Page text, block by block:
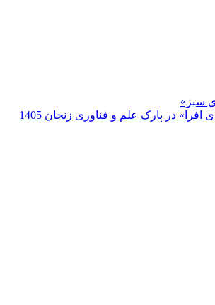
سبز»
در پارک علم و فناوری زنجان 1405